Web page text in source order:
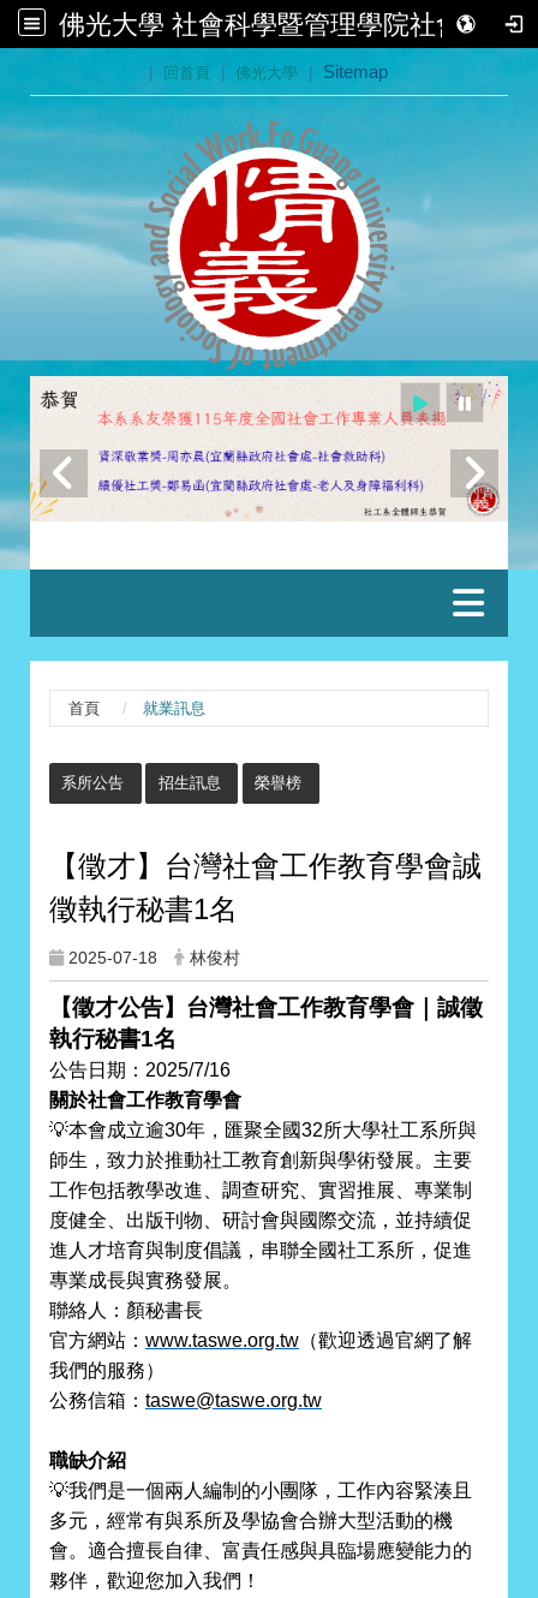
佛光大學 社會科學暨管理學院社會學系
| 回首頁 | 佛光大學 | Sitemap
首頁 就業訊息
系所公告 招生訊息 榮譽榜
【徵才】台灣社會工作教育學會誠
徵執行秘書1名
2025-07-18 林俊村
【徵才公告】台灣社會工作教育學會｜誠徵
執行秘書1名
公告日期：2025/7/16
關於社會工作教育學會
💡本會成立逾30年，匯聚全國32所大學社工系所與
師生，致力於推動社工教育創新與學術發展。主要
工作包括教學改進、調查研究、實習推展、專業制
度健全、出版刊物、研討會與國際交流，並持續促
進人才培育與制度倡議，串聯全國社工系所，促進
專業成長與實務發展。
聯絡人：顏秘書長
官方網站： www.taswe.org.tw （歡迎透過官網了解
我們的服務）
公務信箱： taswe@taswe.org.tw
職缺介紹
💡我們是一個兩人編制的小團隊，工作內容緊湊且
多元，經常有與系所及學協會合辦大型活動的機
會。適合擅長自律、富責任感與具臨場應變能力的
夥伴，歡迎您加入我們！